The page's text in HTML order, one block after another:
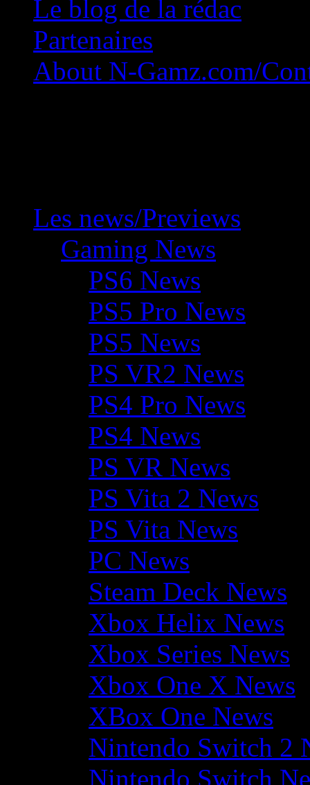
Le blog de la rédac
Partenaires
About N-Gamz.com/
Les news/Previews
Gaming News
PS6 News
PS5 Pro News
PS5 News
PS VR2 News
PS4 Pro News
PS4 News
PS VR News
PS Vita 2 News
PS Vita News
PC News
Steam Deck News
Xbox Helix News
Xbox Series News
Xbox One X News
XBox One News
Nintendo Switch 2
Nintendo Switch